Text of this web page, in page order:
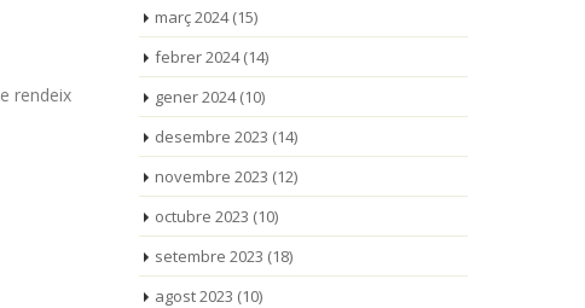
rendeix
març 2024(15)
febrer 2024(14)
gener 2024(10)
desembre 2023 (14)
novembre 2023 (12)
octubre 2023 (10)
setembre 2023 (18)
agost 2023 (10)